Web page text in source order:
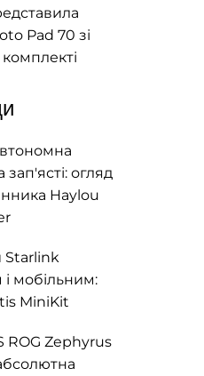
Pad 70 зі
зап'ясті: огляд
Haylou
Starlink
мобільним:
MiniKit
ROG Zephyrus